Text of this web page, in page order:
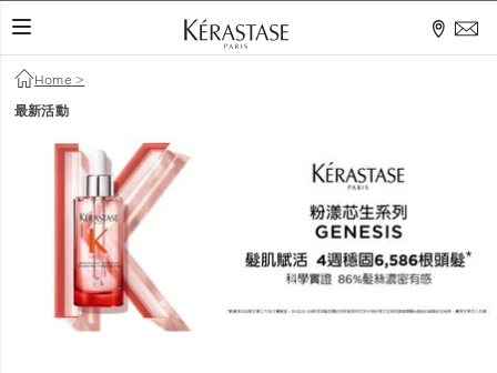
TOGGLE NAVIGATION
Home >
最新活動